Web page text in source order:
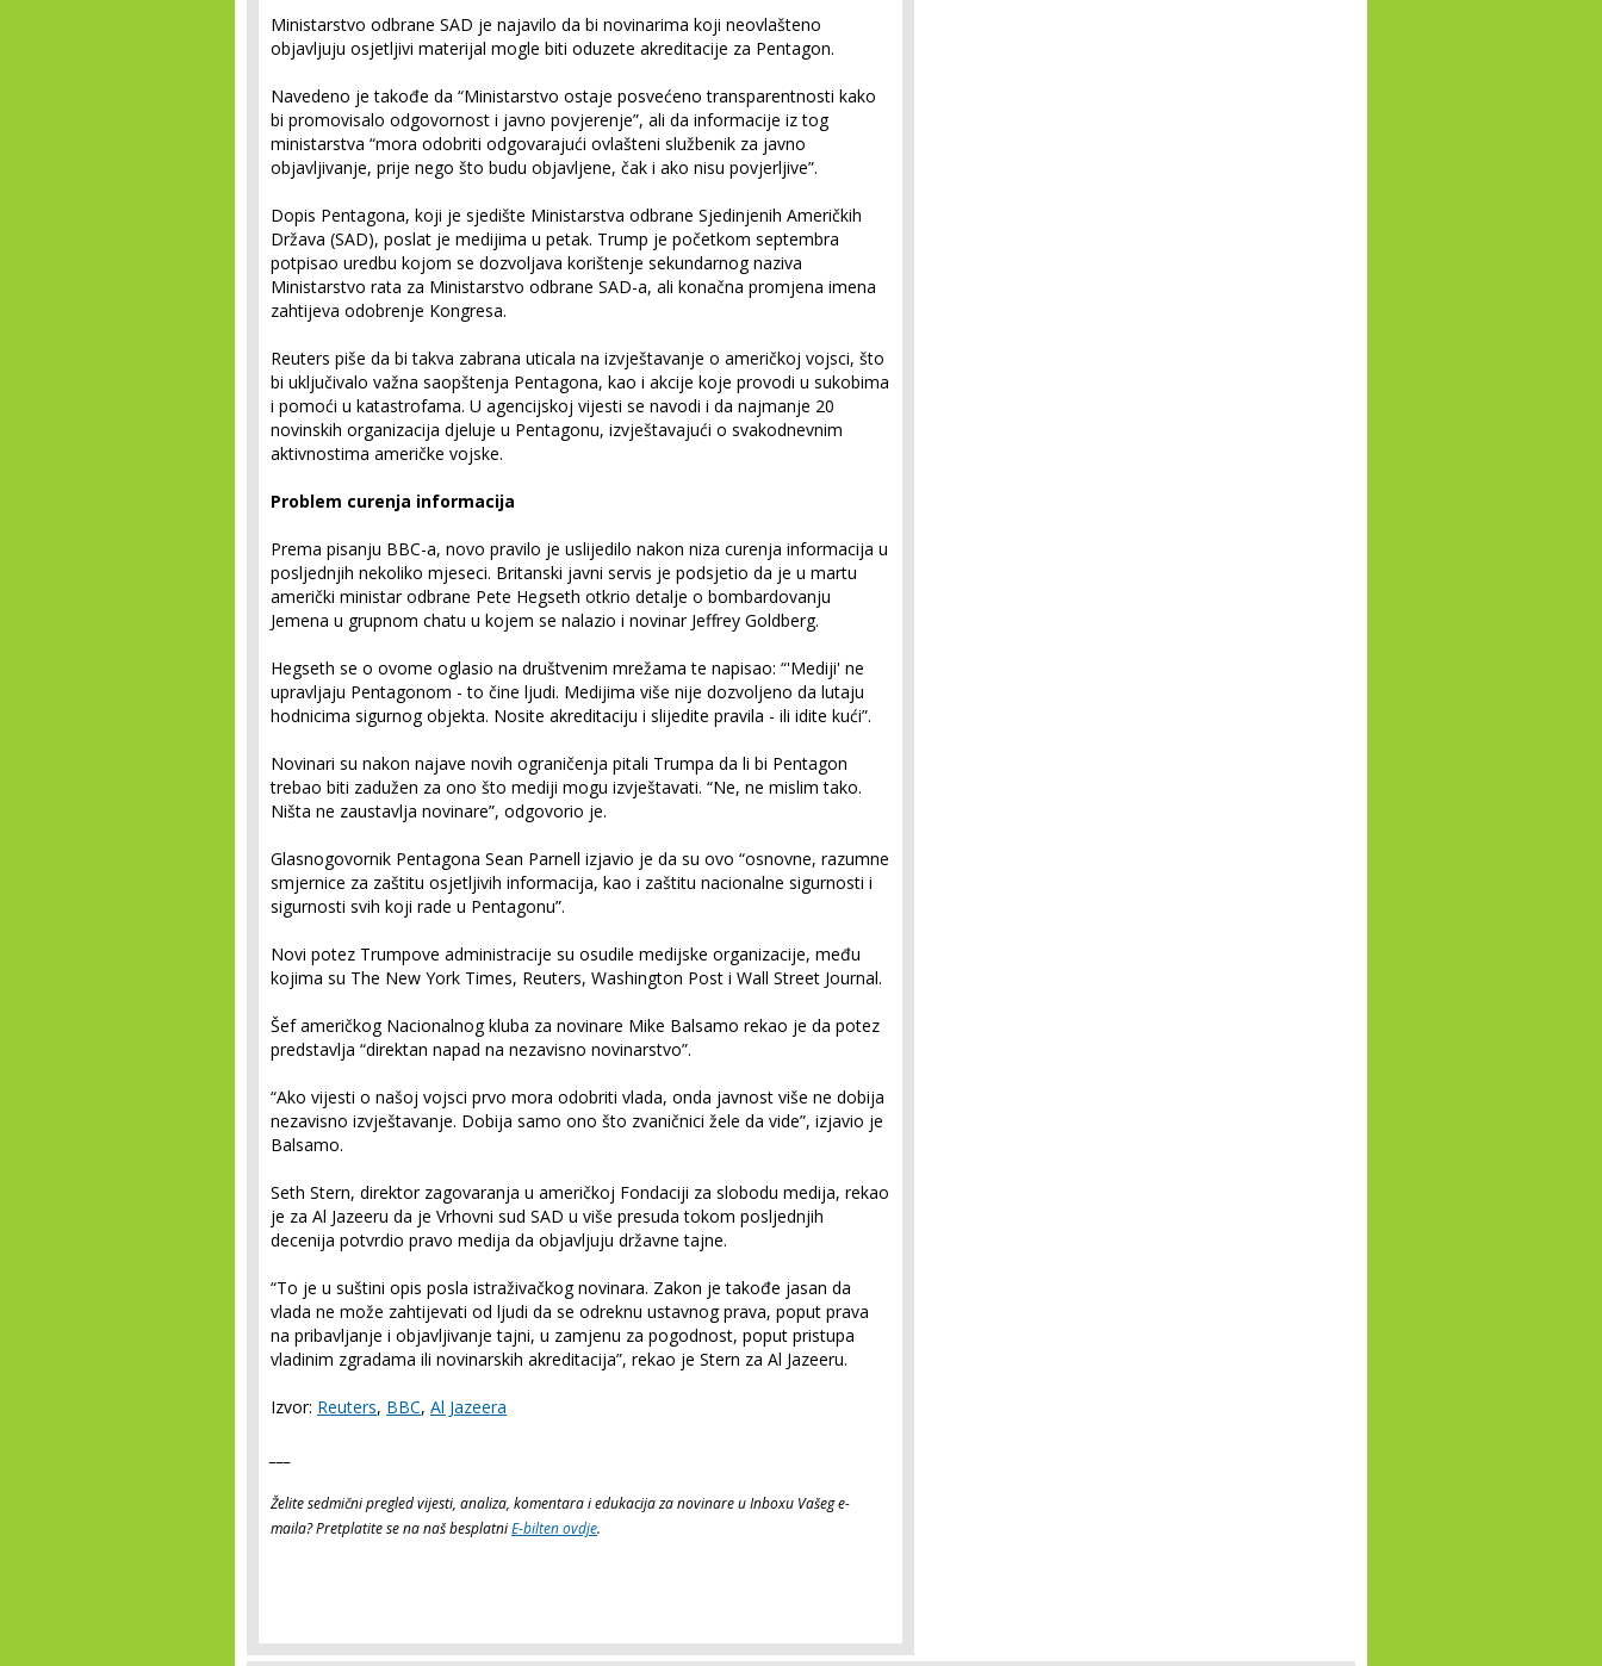
Ministarstvo odbrane SAD je najavilo da bi novinarima koji neovlašteno
objavljuju osjetljivi materijal mogle biti oduzete akreditacije za Pentagon.
Navedeno je takođe da “Ministarstvo ostaje posvećeno transparentnosti kako
bi promovisalo odgovornost i javno povjerenje”, ali da informacije iz tog
ministarstva “mora odobriti odgovarajući ovlašteni službenik za javno
objavljivanje, prije nego što budu objavljene, čak i ako nisu povjerljive”.
Dopis Pentagona, koji je sjedište Ministarstva odbrane Sjedinjenih Američkih
Država (SAD), poslat je medijima u petak. Trump je početkom septembra
potpisao uredbu kojom se dozvoljava korištenje sekundarnog naziva
Ministarstvo rata za Ministarstvo odbrane SAD-a, ali konačna promjena imena
zahtijeva odobrenje Kongresa.
Reuters piše da bi takva zabrana uticala na izvještavanje o američkoj vojsci, što
bi uključivalo važna saopštenja Pentagona, kao i akcije koje provodi u sukobima
i pomoći u katastrofama. U agencijskoj vijesti se navodi i da najmanje 20
novinskih organizacija djeluje u Pentagonu, izvještavajući o svakodnevnim
aktivnostima američke vojske.
Problem curenja informacija
Prema pisanju BBC-a, novo pravilo je uslijedilo nakon niza curenja informacija u
posljednjih nekoliko mjeseci. Britanski javni servis je podsjetio da je u martu
američki ministar odbrane Pete Hegseth otkrio detalje o bombardovanju
Jemena u grupnom chatu u kojem se nalazio i novinar Jeffrey Goldberg.
Hegseth se o ovome oglasio na društvenim mrežama te napisao: “'Mediji' ne
upravljaju Pentagonom - to čine ljudi. Medijima više nije dozvoljeno da lutaju
hodnicima sigurnog objekta. Nosite akreditaciju i slijedite pravila - ili idite kući”.
Novinari su nakon najave novih ograničenja pitali Trumpa da li bi Pentagon
trebao biti zadužen za ono što mediji mogu izvještavati. “Ne, ne mislim tako.
Ništa ne zaustavlja novinare”, odgovorio je.
Glasnogovornik Pentagona Sean Parnell izjavio je da su ovo “osnovne, razumne
smjernice za zaštitu osjetljivih informacija, kao i zaštitu nacionalne sigurnosti i
sigurnosti svih koji rade u Pentagonu”.
Novi potez Trumpove administracije su osudile medijske organizacije, među
kojima su The New York Times, Reuters, Washington Post i Wall Street Journal.
Šef američkog Nacionalnog kluba za novinare Mike Balsamo rekao je da potez
predstavlja “direktan napad na nezavisno novinarstvo”.
“Ako vijesti o našoj vojsci prvo mora odobriti vlada, onda javnost više ne dobija
nezavisno izvještavanje. Dobija samo ono što zvaničnici žele da vide”, izjavio je
Balsamo.
Seth Stern, direktor zagovaranja u američkoj Fondaciji za slobodu medija, rekao
je za Al Jazeeru da je Vrhovni sud SAD u više presuda tokom posljednjih
decenija potvrdio pravo medija da objavljuju državne tajne.
“To je u suštini opis posla istraživačkog novinara. Zakon je takođe jasan da
vlada ne može zahtijevati od ljudi da se odreknu ustavnog prava, poput prava
na pribavljanje i objavljivanje tajni, u zamjenu za pogodnost, poput pristupa
vladinim zgradama ili novinarskih akreditacija”, rekao je Stern za Al Jazeeru.
Izvor: Reuters, BBC, Al Jazeera
Želite sedmični pregled vijesti, analiza, komentara i edukacija za novinare u Inboxu Vašeg e-
maila? Pretplatite se na naš besplatniE-bilten ovdje.